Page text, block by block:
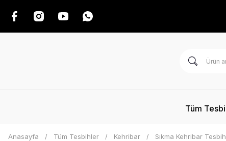
Tüm
Anasayfa Tüm Tesbihler Kehribar Sıkma Kehribar Tesbih